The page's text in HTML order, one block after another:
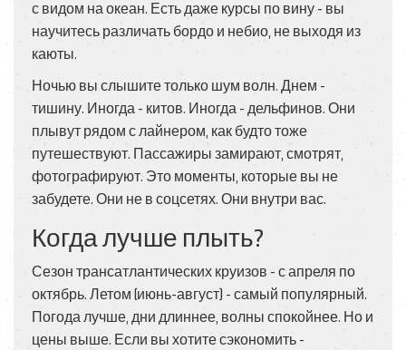
с видом на океан. Есть даже курсы по вину - вы
научитесь различать бордо и небио, не выходя из
каюты.
Ночью вы слышите только шум волн. Днем -
тишину. Иногда - китов. Иногда - дельфинов. Они
плывут рядом с лайнером, как будто тоже
путешествуют. Пассажиры замирают, смотрят,
фотографируют. Это моменты, которые вы не
забудете. Они не в соцсетях. Они внутри вас.
Когда лучше плыть?
Сезон трансатлантических круизов - с апреля по
октябрь. Летом (июнь-август) - самый популярный.
Погода лучше, дни длиннее, волны спокойнее. Но и
цены выше. Если вы хотите сэкономить -